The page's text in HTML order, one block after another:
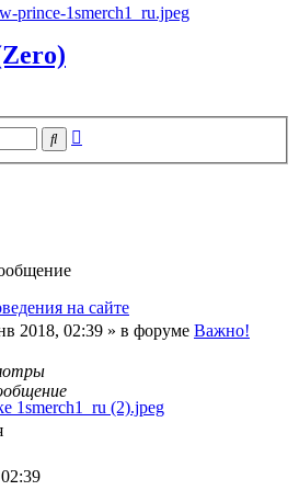
Поиск
на сайте
2018, 02:39 » в форуме Важно!